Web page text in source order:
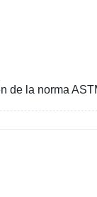
de la norma